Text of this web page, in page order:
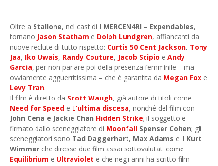
Oltre a Stallone, nel cast di I MERCEN4RI – Expendables,
tornano Jason Statham e Dolph Lundgren, affiancanti da
nuove reclute di tutto rispetto: Curtis 50 Cent Jackson, Tony
Jaa, Iko Uwais, Randy Couture, Jacob Scipio e Andy
Garcia, per non parlare poi della presenza femminile – ma
ovviamente agguerritissima – che è garantita da Megan Fox e
Levy Tran.
Il film è diretto da Scott Waugh, già autore di titoli come
Need for Speed e L’ultima discesa, nonché del film con
John Cena e Jackie Chan Hidden Strike; il soggetto è
firmato dallo sceneggiatore di Moonfall Spenser Cohen; gli
sceneggiatori sono Tad Daggerhart, Max Adams e il Kurt
Wimmer che diresse due film assai sottovalutati come
Equilibrium e Ultraviolet e che negli anni ha scritto film